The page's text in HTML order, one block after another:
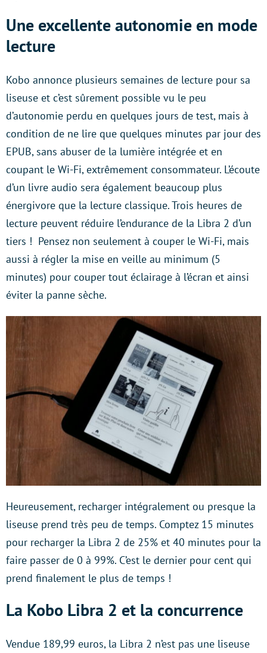
Une excellente autonomie en mode
lecture
Kobo annonce plusieurs semaines de lecture pour sa
liseuse et c’est sûrement possible vu le peu
d’autonomie perdu en quelques jours de test, mais à
condition de ne lire que quelques minutes par jour des
EPUB, sans abuser de la lumière intégrée et en
coupant le Wi-Fi, extrêmement consommateur. L’écoute
d’un livre audio sera également beaucoup plus
énergivore que la lecture classique. Trois heures de
lecture peuvent réduire l’endurance de la Libra 2 d’un
tiers ! Pensez non seulement à couper le Wi-Fi, mais
aussi à régler la mise en veille au minimum (5
minutes) pour couper tout éclairage à l’écran et ainsi
éviter la panne sèche.
Heureusement, recharger intégralement ou presque la
liseuse prend très peu de temps. Comptez 15 minutes
pour recharger la Libra 2 de 25% et 40 minutes pour la
faire passer de 0 à 99%. C’est le dernier pour cent qui
prend finalement le plus de temps !
La Kobo Libra 2 et la concurrence
Vendue 189,99 euros, la Libra 2 n’est pas une liseuse